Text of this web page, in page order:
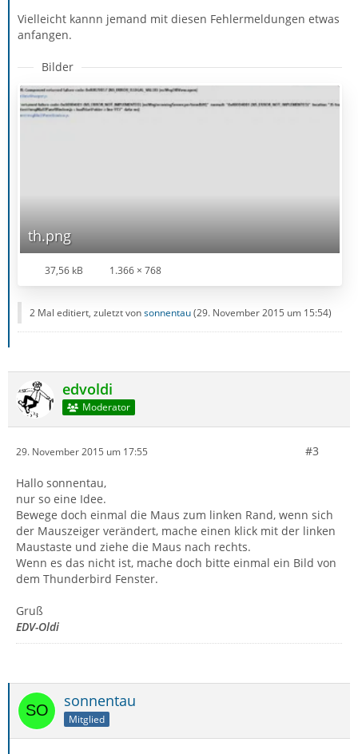
Vielleicht kannn jemand mit diesen Fehlermeldungen etwas
anfangen.
Bilder
th.png
37,56 kB 1.366 × 768
2 Mal editiert, zuletzt vonsonnentau(29. November 2015 um 15:54)
edvoldi
Moderator
29. November 2015 um 17:55 #3
Hallo sonnentau,
nur so eine Idee.
Bewege doch einmal die Maus zum linken Rand, wenn sich
der Mauszeiger verändert, mache einen klick mit der linken
Maustaste und ziehe die Maus nach rechts.
Wenn es das nicht ist, mache doch bitte einmal ein Bild von
dem Thunderbird Fenster.
Gruß
EDV-Oldi
sonnentau
Mitglied